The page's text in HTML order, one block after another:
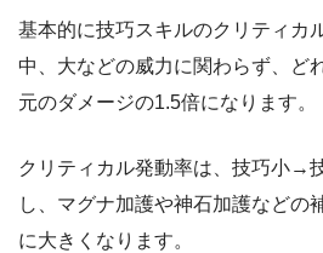
基本的に技巧スキルのクリティカ
中、大などの威力に関わらず、ど
元のダメージの1.5倍になります。
クリティカル発動率は、技巧小→
し、マグナ加護や神石加護などの
に大きくなります。